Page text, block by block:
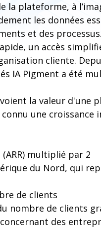
la plateforme, à
les données
et des
un accès
cliente.
IA Pigment a été
la valeur d'une
une croissance
multiplié par 2
du Nord, qui
de clients
nombre de clients
des